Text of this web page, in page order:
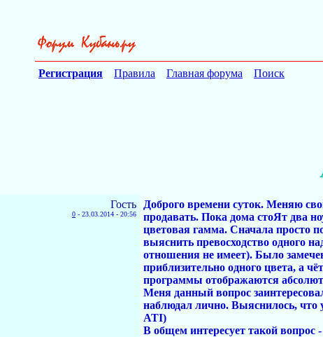
Регистрация Правила Главная форума Поиск
Гость
0 - 23.03.2014 - 20:56
Доброго времени суток. Меняю
продавать. Пока дома стоЯт два
цветовая гамма. Сначала просто
выяснить превосходство одного
отношения не имеет). Было
приблизительно одного цвета, а
программы отображаются
Меня данный вопрос
наблюдал лично. Выяснилось, что
ATI)
В общем интересует такой